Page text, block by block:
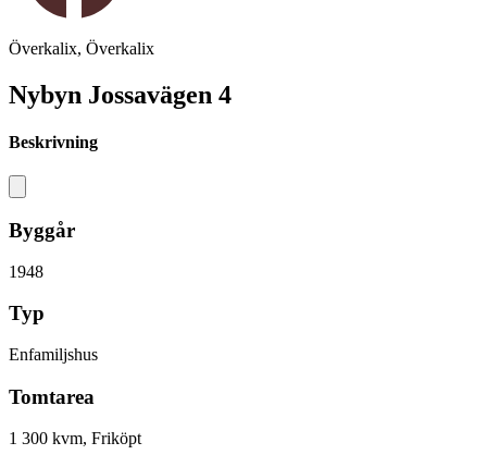
Överkalix, Överkalix
Nybyn Jossavägen 4
Beskrivning
Byggår
1948
Typ
Enfamiljshus
Tomtarea
1 300 kvm, Friköpt